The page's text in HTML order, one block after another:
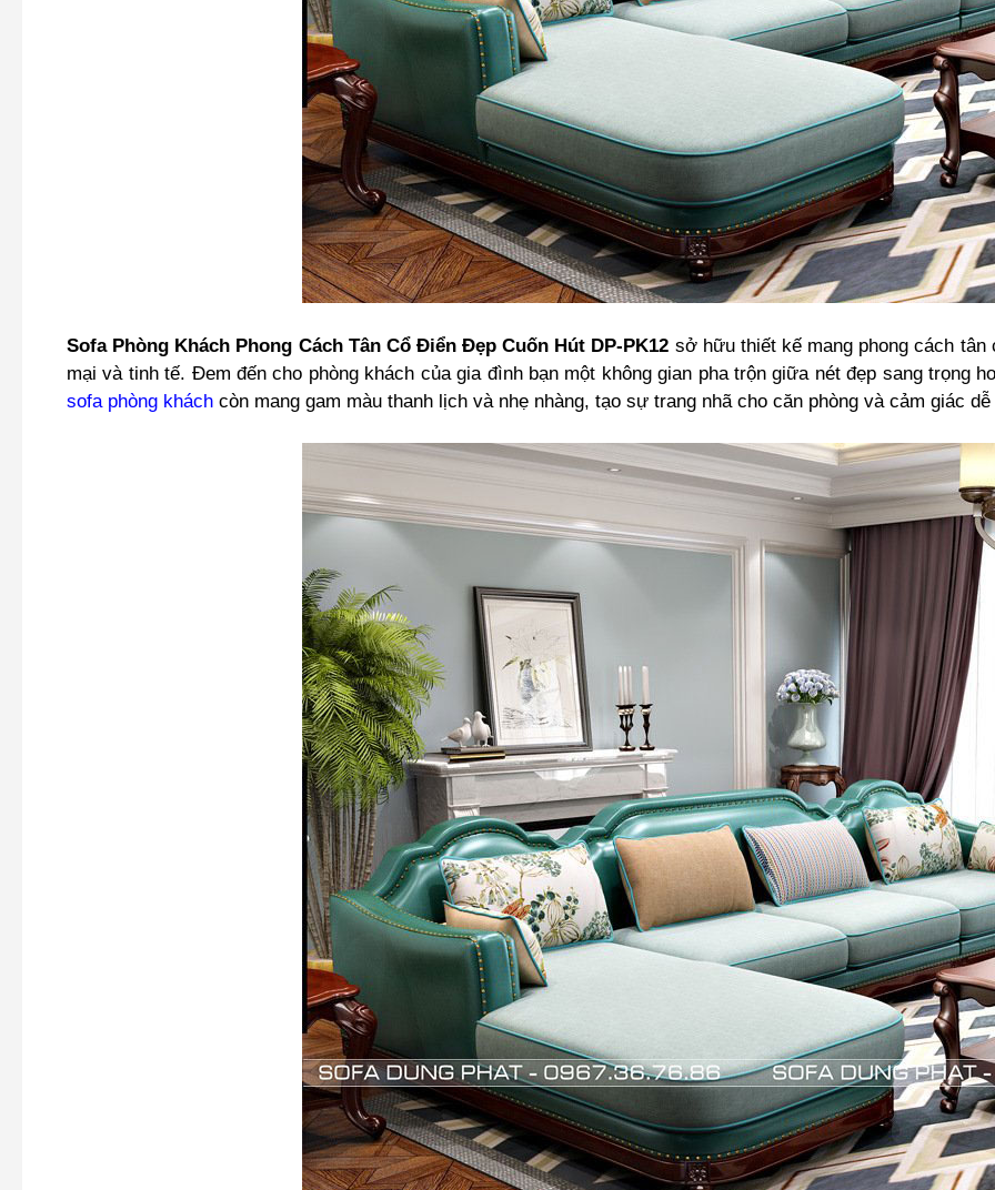
Sofa Phòng Khách Phong Cách Tân Cổ Điển Đẹp Cuốn Hút DP-PK12 sở hữu thiết kế mang phong cách
mại và tinh tế. Đem đến cho phòng khách của gia đình bạn một không gian pha trộn giữa nét đẹp sang
sofa phòng khách còn mang gam màu thanh lịch và nhẹ nhàng, tạo sự trang nhã cho căn phòng và cảm giác